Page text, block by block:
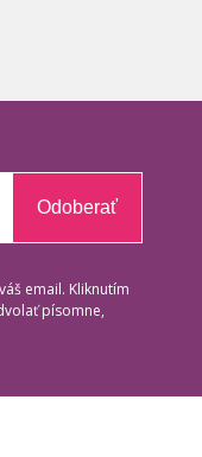
Odoberať
email. Kliknutím
písomne,